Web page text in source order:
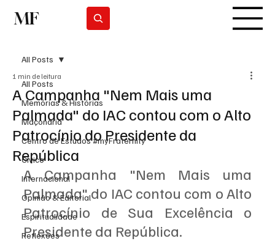
MF
All Posts
Memórias & Histórias
Maçonaria
Centro de Estudos #myFraternity
Cívico
Internacional
Opinião & Editorial
Espiritualidade
Reflexões
All Posts
A Campanha "Nem Mais uma
Palmada" do IAC contou com o Alto
Patrocínio do Presidente da
República
1 min de leitura
A Campanha "Nem Mais uma
Palmada" do IAC contou com o Alto
Patrocínio de Sua Excelência o
Presidente da República.